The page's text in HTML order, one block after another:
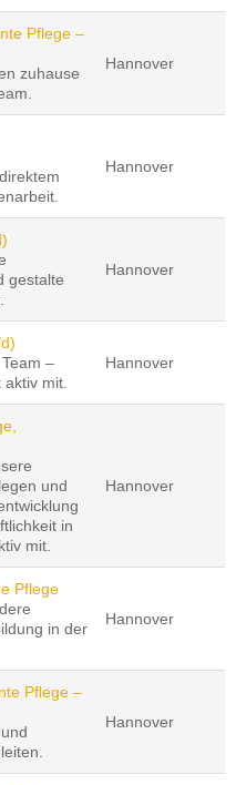
Pflege –
zuhause
Hannover
Hannover
gestalte
Hannover
–
mit.
Hannover
und
in
mit.
Hannover
Pflege
in der
Hannover
Pflege –
Hannover